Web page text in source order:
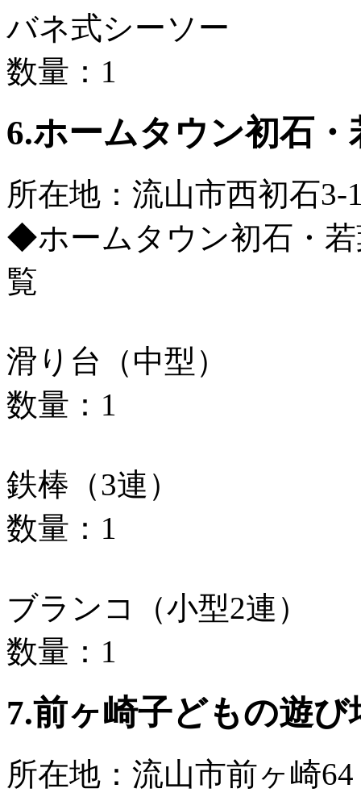
バネ式シーソー
数量：1
6.ホームタウン初石
所在地：流山市西初石3-
◆ホームタウン初石・
覧
滑り台（中型）
数量：1
鉄棒（3連）
数量：1
ブランコ（小型2連）
数量：1
7.前ヶ崎子どもの遊び
所在地：流山市前ヶ崎64